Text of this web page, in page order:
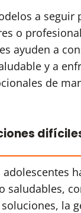
a seguir
o
ayuden a
y a
de
adolescentes
saludables,
la